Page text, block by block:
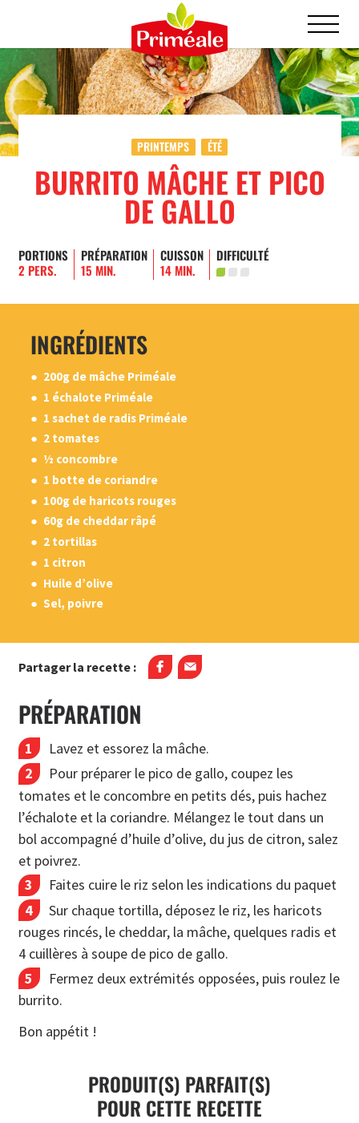
PRINTEMPS ÉTÉ
BURRITO MÂCHE ET PICO
DE GALLO
PORTIONS
2 PERS.
PRÉPARATION
15 MIN.
CUISSON
14 MIN.
DIFFICULTÉ
INGRÉDIENTS
200g de mâche Priméale
1 échalote Priméale
1 sachet de radis Priméale
2 tomates
½ concombre
1 botte de coriandre
100g de haricots rouges
60g de cheddar râpé
2 tortillas
1 citron
Huile d’olive
Sel, poivre
Partager la recette :
PRÉPARATION
Lavez et essorez la mâche.
Pour préparer le pico de gallo, coupez les
tomates et le concombre en petits dés, puis hachez
l’échalote et la coriandre. Mélangez le tout dans un
bol accompagné d’huile d’olive, du jus de citron, salez
et poivrez.
Faites cuire le riz selon les indications du paquet
Sur chaque tortilla, déposez le riz, les haricots
rouges rincés, le cheddar, la mâche, quelques radis et
4 cuillères à soupe de pico de gallo.
Fermez deux extrémités opposées, puis roulez le
burrito.
Bon appétit !
PRODUIT(S) PARFAIT(S)
POUR CETTE RECETTE